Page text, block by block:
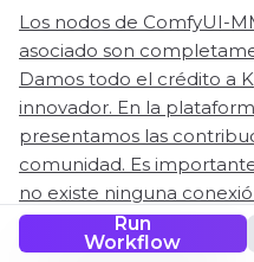
Run
Workflow
Los nodos de ComfyUI-
asociado son
Damos todo el crédito a
innovador. En la
presentamos las
comunidad. Es
no existe ninguna
RunComfy y Kijai.
trabajo de Kijai!